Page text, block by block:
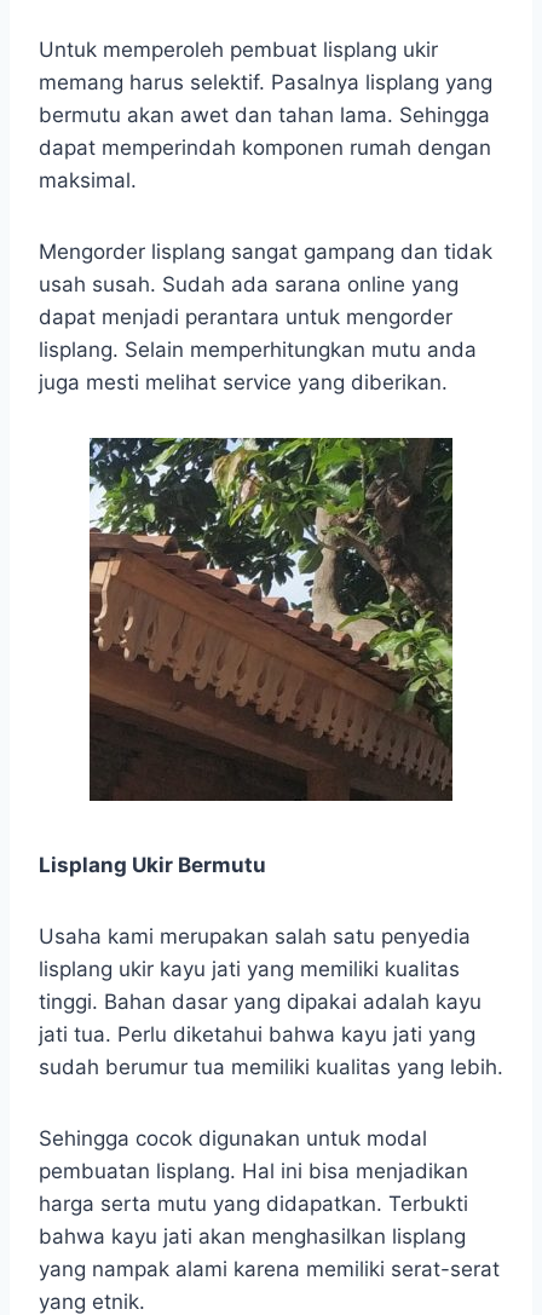
Untuk memperoleh pembuat lisplang ukir
memang harus selektif. Pasalnya lisplang yang
bermutu akan awet dan tahan lama. Sehingga
dapat memperindah komponen rumah dengan
maksimal.
Mengorder lisplang sangat gampang dan tidak
usah susah. Sudah ada sarana online yang
dapat menjadi perantara untuk mengorder
lisplang. Selain memperhitungkan mutu anda
juga mesti melihat service yang diberikan.
Lisplang Ukir Bermutu
Usaha kami merupakan salah satu penyedia
lisplang ukir kayu jati yang memiliki kualitas
tinggi. Bahan dasar yang dipakai adalah kayu
jati tua. Perlu diketahui bahwa kayu jati yang
sudah berumur tua memiliki kualitas yang lebih.
Sehingga cocok digunakan untuk modal
pembuatan lisplang. Hal ini bisa menjadikan
harga serta mutu yang didapatkan. Terbukti
bahwa kayu jati akan menghasilkan lisplang
yang nampak alami karena memiliki serat-serat
yang etnik.